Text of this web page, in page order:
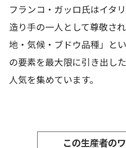
フランコ・ガッロ氏はイタ
造り手の一人として尊敬さ
地・気候・ブドウ品種」と
の要素を最大限に引き出し
人気を集めています。
この生産者の